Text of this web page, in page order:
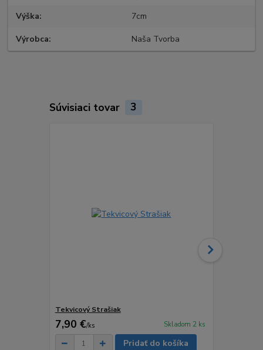
Výška 7cm
Výrobca Naša Tvorba
Súvisiaci tovar 3
Tekvicový Strašiak
7,90 €/ks Skladom 2 ks
Pridať do košíka